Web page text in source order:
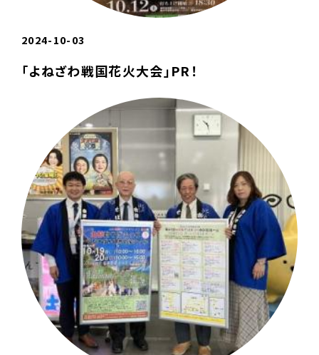
2024-10-03
「よねざわ戦国花火大会」PR！